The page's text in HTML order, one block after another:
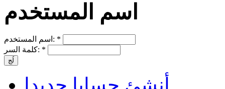
اسم المستخدم
اسم المستخدم: *
كلمة السر: *